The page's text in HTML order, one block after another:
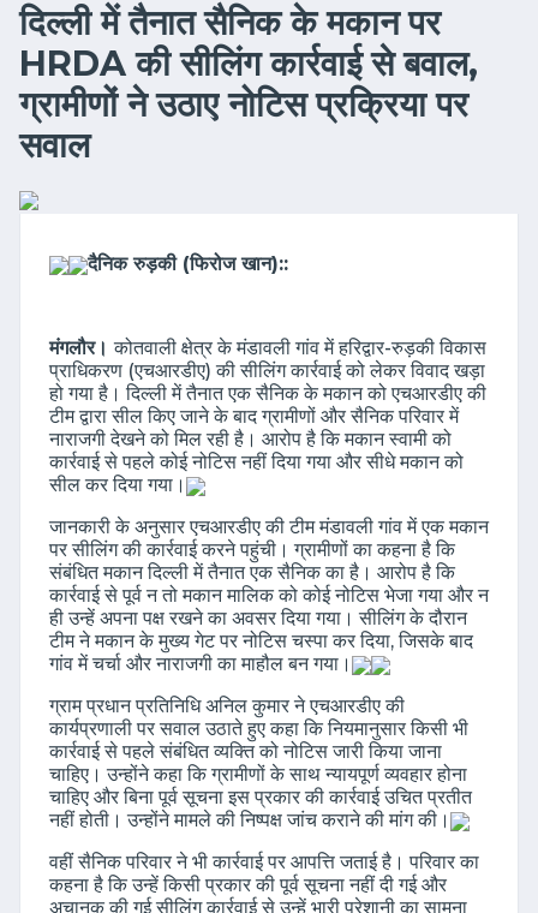
दिल्ली में तैनात सैनिक के मकान पर
HRDA की सीलिंग कार्रवाई से बवाल,
ग्रामीणों ने उठाए नोटिस प्रक्रिया पर
सवाल
दैनिक रुड़की (फिरोज खान)::
मंगलौर।कोतवाली क्षेत्र के मंडावली गांव में हरिद्वार-रुड़की विकास
प्राधिकरण (एचआरडीए) की सीलिंग कार्रवाई को लेकर विवाद खड़ा
हो गया है। दिल्ली में तैनात एक सैनिक के मकान को एचआरडीए की
टीम द्वारा सील किए जाने के बाद ग्रामीणों और सैनिक परिवार में
नाराजगी देखने को मिल रही है। आरोप है कि मकान स्वामी को
कार्रवाई से पहले कोई नोटिस नहीं दिया गया और सीधे मकान को
सील कर दिया गया।
जानकारी के अनुसार एचआरडीए की टीम मंडावली गांव में एक मकान
पर सीलिंग की कार्रवाई करने पहुंची। ग्रामीणों का कहना है कि
संबंधित मकान दिल्ली में तैनात एक सैनिक का है। आरोप है कि
कार्रवाई से पूर्व न तो मकान मालिक को कोई नोटिस भेजा गया और न
ही उन्हें अपना पक्ष रखने का अवसर दिया गया। सीलिंग के दौरान
टीम ने मकान के मुख्य गेट पर नोटिस चस्पा कर दिया, जिसके बाद
गांव में चर्चा और नाराजगी का माहौल बन गया।
ग्राम प्रधान प्रतिनिधि अनिल कुमार ने एचआरडीए की
कार्यप्रणाली पर सवाल उठाते हुए कहा कि नियमानुसार किसी भी
कार्रवाई से पहले संबंधित व्यक्ति को नोटिस जारी किया जाना
चाहिए। उन्होंने कहा कि ग्रामीणों के साथ न्यायपूर्ण व्यवहार होना
चाहिए और बिना पूर्व सूचना इस प्रकार की कार्रवाई उचित प्रतीत
नहीं होती। उन्होंने मामले की निष्पक्ष जांच कराने की मांग की।
वहीं सैनिक परिवार ने भी कार्रवाई पर आपत्ति जताई है। परिवार का
कहना है कि उन्हें किसी प्रकार की पूर्व सूचना नहीं दी गई और
अचानक की गई सीलिंग कार्रवाई से उन्हें भारी परेशानी का सामना